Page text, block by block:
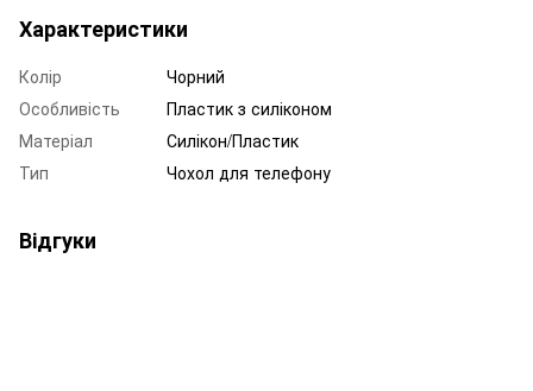
Характеристики
Колір
Чорний
Особливість
Пластик з силіконом
Матеріал
Силікон/Пластик
Тип
Чохол для телефону
Відгуки